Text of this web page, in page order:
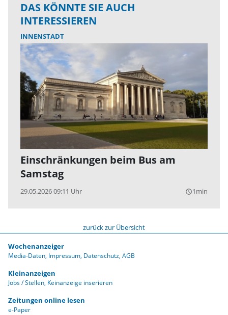
DAS KÖNNTE SIE AUCH
INTERESSIEREN
INNENSTADT
Einschränkungen beim Bus am
Samstag
29.05.2026 09:11 Uhr query_builder1min
zurück zur Übersicht
Wochenanzeiger
Media-Daten Impressum Datenschutz AGB
Kleinanzeigen
Jobs / Stellen Keinanzeige inserieren
Zeitungen online lesen
e-Paper